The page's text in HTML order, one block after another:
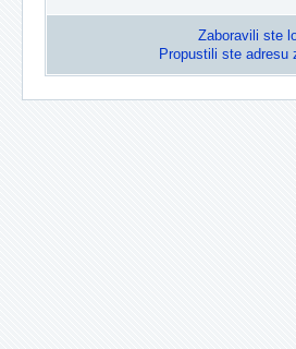
Zaboravili ste
Propustili ste adresu